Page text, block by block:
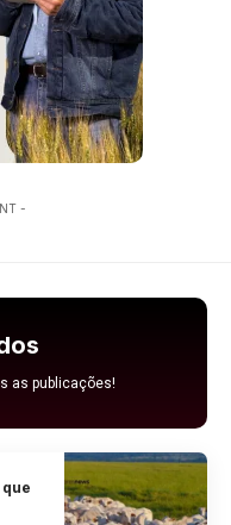
-
as publicações!